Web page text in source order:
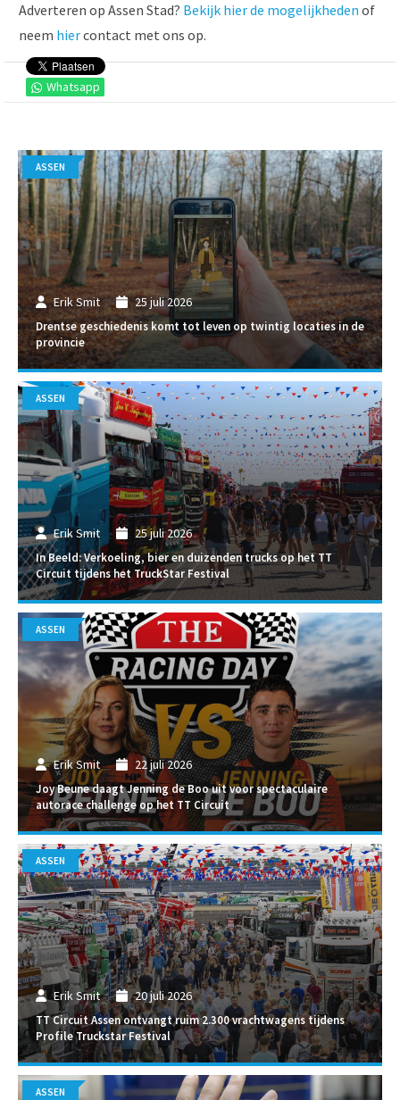
Whatsapp
Adverteren op Assen Stad? Bekijk hier de mogelijkheden of
neem hiercontact met ons op.
Erik Smit 25 juli 2026
Drentse geschiedenis komt tot leven op twintig locaties in de
provincie
ASSEN
Erik Smit 25 juli 2026
In Beeld: Verkoeling, bier en duizenden trucks op het TT
Circuit tijdens het TruckStar Festival
ASSEN
Erik Smit 22 juli 2026
Joy Beune daagt Jenning de Boo uit voor spectaculaire
autorace challenge op het TT Circuit
ASSEN
Erik Smit 20 juli 2026
TT Circuit Assen ontvangt ruim 2.300 vrachtwagens tijdens
Profile Truckstar Festival
ASSEN
ASSEN